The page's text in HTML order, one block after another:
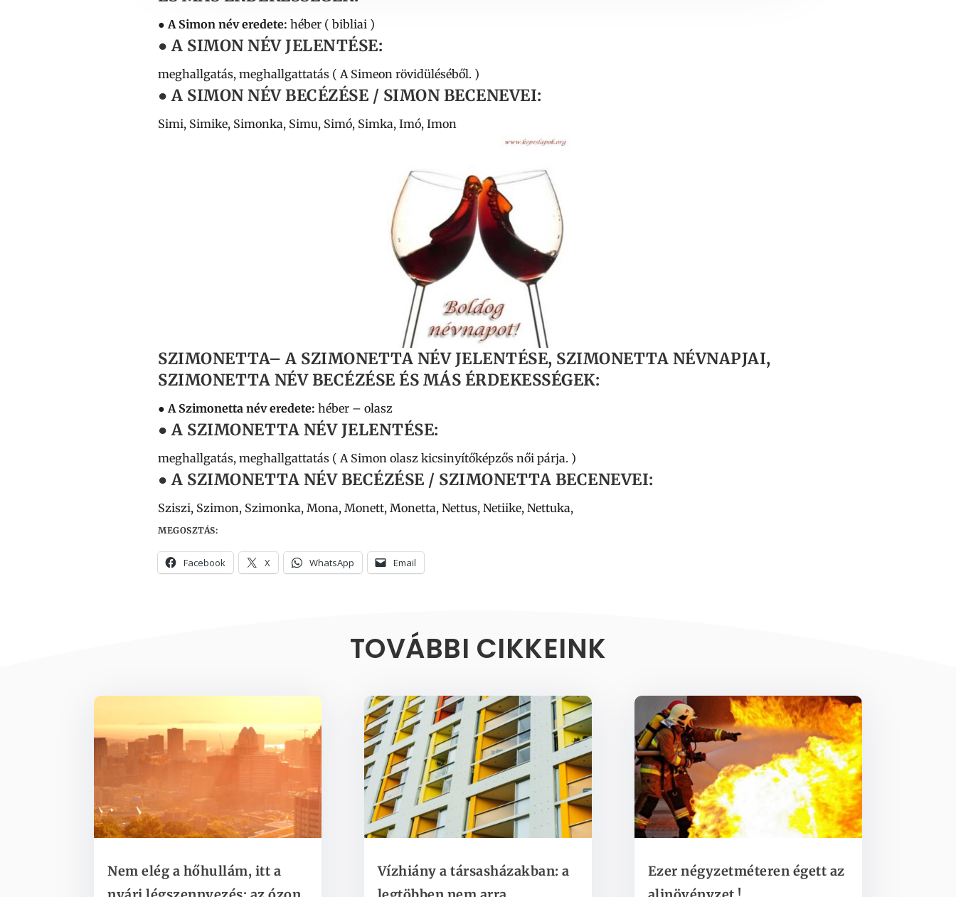
● A Simon név eredete: héber ( bibliai )
● A SIMON NÉV JELENTÉSE:
meghallgatás, meghallgattatás ( A Simeon rövidüléséből. )
● A SIMON NÉV BECÉZÉSE / SIMON BECENEVEI:
Simi, Simike, Simonka, Simu, Simó, Simka, Imó, Imon
SZIMONETTA– A SZIMONETTA NÉV JELENTÉSE, SZIMONETTA NÉVNAPJAI,
SZIMONETTA NÉV BECÉZÉSE ÉS MÁS ÉRDEKESSÉGEK:
● A Szimonetta név eredete: héber – olasz
● A SZIMONETTA NÉV JELENTÉSE:
meghallgatás, meghallgattatás ( A Simon olasz kicsinyítőképzős női párja. )
● A SZIMONETTA NÉV BECÉZÉSE / SZIMONETTA BECENEVEI:
Sziszi, Szimon, Szimonka, Mona, Monett, Monetta, Nettus, Netiike, Nettuka,
MEGOSZTÁS:
Facebook X WhatsApp Email
TOVÁBBI CIKKEINK
Nem elég a hőhullám, itt a
Vízhiány a társasházakban: a
Ezer négyzetméteren égett az